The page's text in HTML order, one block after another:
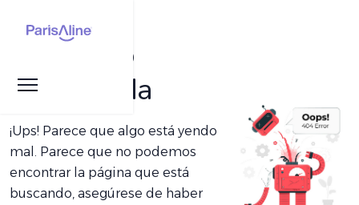
Página no
encontrada
¡Ups! Parece que algo está yendo
mal. Parece que no podemos
encontrar la página que está
buscando, asegúrese de haber